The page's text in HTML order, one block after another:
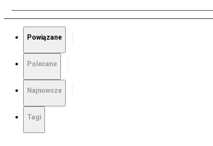
Powiązane
Polecane
Najnowsze
Tagi